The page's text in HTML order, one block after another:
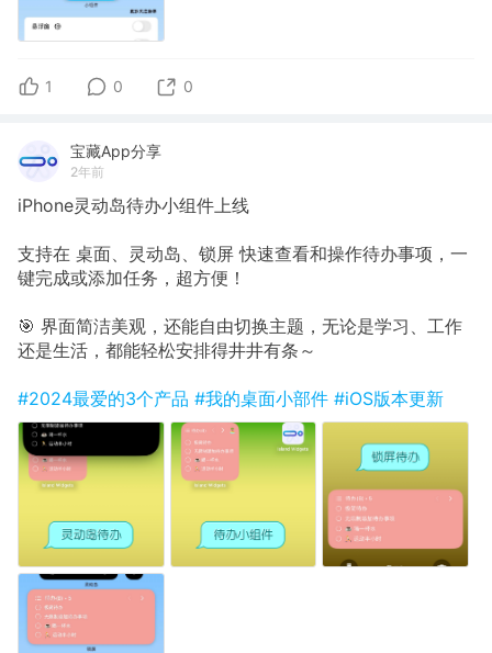
1 0 0
宝藏App分享
2年前
iPhone灵动岛待办小组件上线
支持在 桌面、灵动岛、锁屏 快速查看和操作待办事项，一
键完成或添加任务，超方便！
🎯 界面简洁美观，还能自由切换主题，无论是学习、工作
还是生活，都能轻松安排得井井有条～
#2024最爱的3个产品 #我的桌面小部件 #iOS版本更新